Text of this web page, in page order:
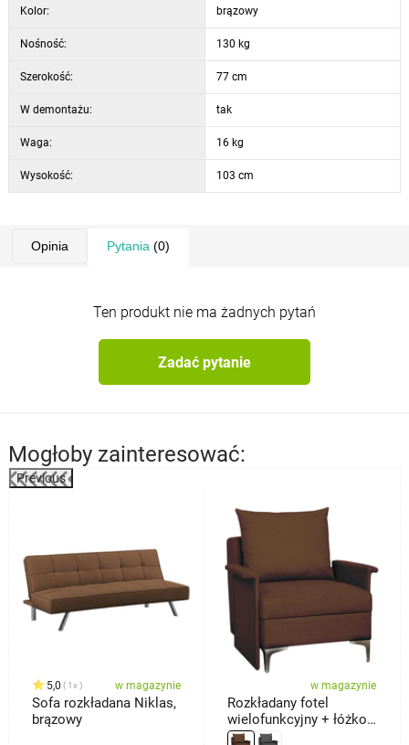
Kolor: brązowy
Nośność: 130 kg
Szerokość: 77 cm
W demontażu: tak
Waga: 16 kg
Wysokość: 103 cm
Opinia Pytania (0)
Ten produkt nie ma żadnych pytań
Zadać pytanie
Mogłoby zainteresować:
Previous
5,0 1x w magazynie
Sofa rozkładana Niklas,
brązowy
w magazynie
Rozkładany fotel
wielofunkcyjny + łóżko
Baron, brązowy